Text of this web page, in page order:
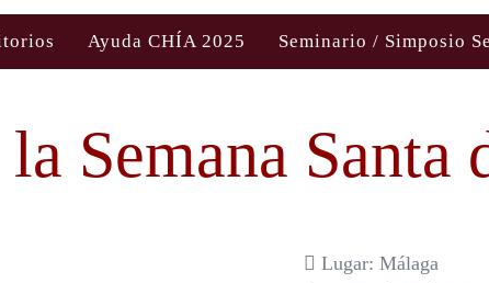
Ayuda CHÍA 2025 Seminario / Simposio
Semana Santa
Lugar: Málaga